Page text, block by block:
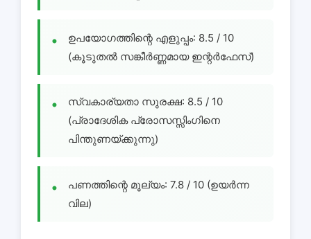
ഉപയോഗത്തിന്റെ എളുപ്പം: 8.5 / 10
(കൂടുതൽ സങ്കീർണ്ണമായ ഇന്റർഫേസ്)
സ്വകാര്യതാ സുരക്ഷ: 8.5 / 10
(പ്രാദേശിക പ്രോസസ്സിംഗിനെ
പിന്തുണയ്ക്കുന്നു)
പണത്തിന്റെ മൂല്യം: 7.8 / 10 (ഉയർന്ന
വില)